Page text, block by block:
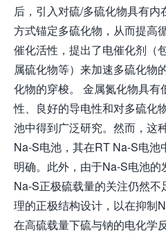
后，引入对硫/多硫化物具有
方式锚定多硫化物，从而提高
催化活性，提出了电催化剂（
属硫化物等）来加速多硫化物
化物的穿梭。 金属氮化物具有
性、良好的导电性和对多硫化
池中得到广泛研究。然而，这
Na-S电池，其在RT Na-S电池
明确。此外，由于Na-S电池
Na-S正极硫载量的关注仍然
理的正极结构设计，以在抑制
在高硫载量下硫与钠的电化学